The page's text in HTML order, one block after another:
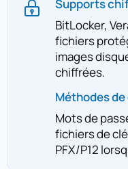
Supports
BitLocker,
fichiers
images
chiffrées.
Méthodes
Mots de
fichiers de
PFX/P12